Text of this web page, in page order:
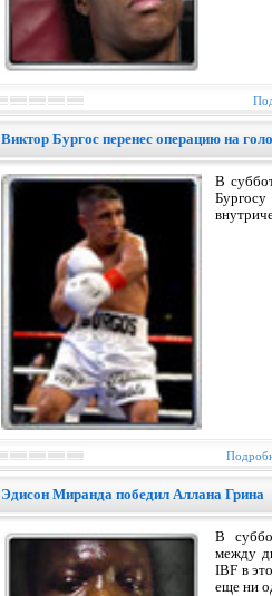
Виктор Бургос перенес операцию на
В
Эдисон Миранда победил Аллана Грина
В
между
IBF в
еще ни